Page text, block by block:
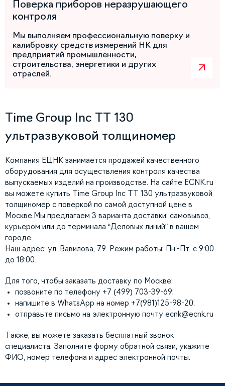
Поверка приборов неразрушающего
контроля
Мы выполняем профессиональную поверку и
калибровку средств измерений НК для
предприятий промышленности,
строительства, энергетики и других
отраслей.
Time Group Inc TT 130
ультразвуковой толщиномер
Компания ЕЦНК занимается продажей качественного
оборудования для осуществления контроля качества
выпускаемых изделий на производстве. На сайте ECNK.ru
вы можете купить Time Group Inc TT 130 ультразвуковой
толщиномер с поверкой по самой доступной цене в
Москве.Мы предлагаем 3 варианта доставки: самовывоз,
курьером или до терминала “Деловых линий” в вашем
городе.
Наш адрес: ул. Вавилова, 79. Режим работы: Пн.-Пт. с 9:00
до 18:00.
Для того, чтобы заказать доставку по Москве:
позвоните по телефону +7 (499) 703-39-69;
напишите в WhatsApp на номер +7(981)125-98-20;
отправьте письмо на электронную почту ecnk@ecnk.ru
Также, вы можете заказать бесплатный звонок
специалиста. Заполните форму обратной связи, укажите
ФИО, номер телефона и адрес электронной почты.